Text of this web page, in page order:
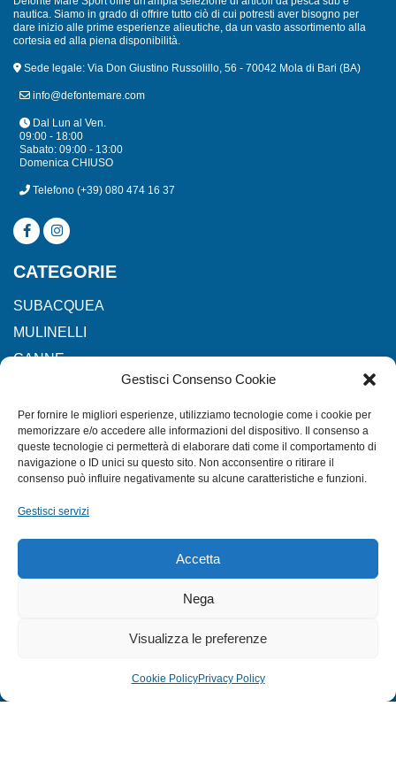
Gestisci Consenso Cookie
Per fornire le migliori esperienze, utilizziamo tecnologie come i cookie per
memorizzare e/o accedere alle informazioni del dispositivo. Il consenso a
queste tecnologie ci permetterà di elaborare dati come il comportamento di
navigazione o ID unici su questo sito. Non acconsentire o ritirare il
consenso può influire negativamente su alcune caratteristiche e funzioni.
Gestisci servizi
Accetta
Nega
Visualizza le preferenze
Cookie PolicyPrivacy Policy
nautica. Siamo in grado di offrire tutto ciò di cui potresti aver bisogno per
dare inizio alle prime esperienze alieutiche, da un vasto assortimento alla
cortesia ed alla piena disponibilità.
Sede legale: Via Don Giustino Russolillo, 56 - 70042 Mola di Bari (BA)
info@defontemare.com
Dal Lun al Ven.
09:00 - 18:00
Sabato: 09:00 - 13:00
Domenica CHIUSO
Telefono (+39) 080 474 16 37
CATEGORIE
SUBACQUEA
MULINELLI
CANNE
ACCESSORI NAUTICI
ACCESSORI PESCA
EXTRA
PRIVACY POLICY